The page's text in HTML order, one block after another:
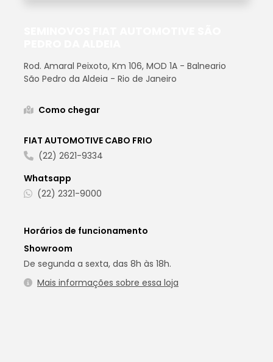
Rod. Amaral Peixoto, Km 106, MOD 1A - Balneario
São Pedro da Aldeia - Rio de Janeiro
Como chegar
FIAT AUTOMOTIVE CABO FRIO
(22) 2621-9334
Whatsapp
(22) 2321-9000
Horários de funcionamento
Showroom
De segunda a sexta, das 8h às 18h.
Mais informações sobre essa loja